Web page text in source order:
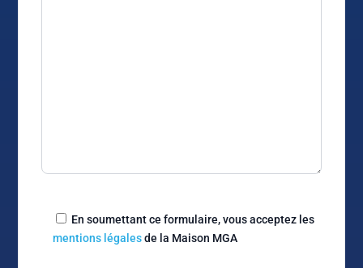
En soumettant ce formulaire, vous acceptez les
mentions légalesde la Maison MGA